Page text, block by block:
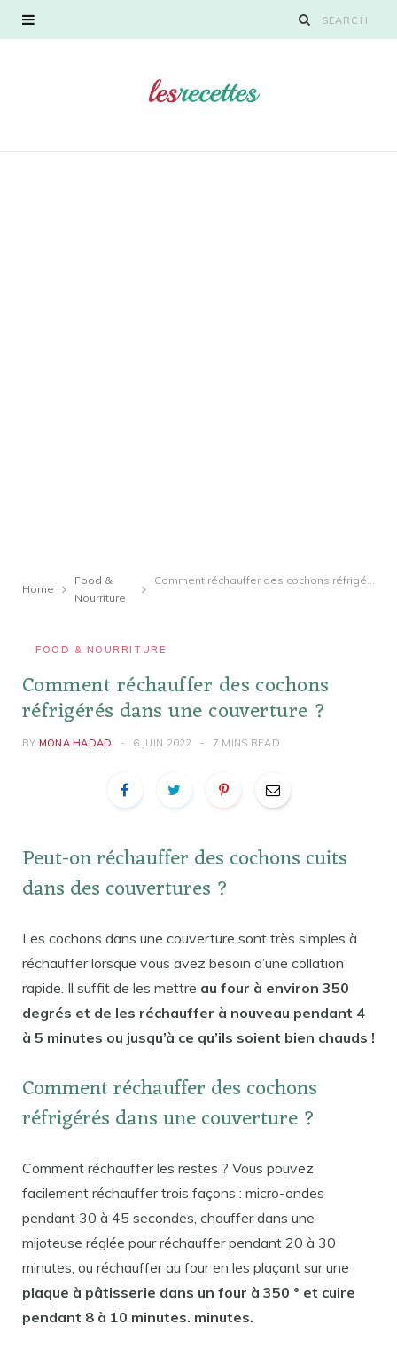
Home
Food &
Nourriture
Comment réchauffer des cochons réfrigérés dans une couverture ?
FOOD & NOURRITURE
Comment réchauffer des cochons
réfrigérés dans une couverture ?
BY MONA HADAD 6 JUIN 2022 7 MINS READ
Peut-on réchauffer des cochons cuits
dans des couvertures ?
Les cochons dans une couverture sont très simples à
réchauffer lorsque vous avez besoin d’une collation
rapide. Il suffit de les mettre au four à environ 350
degrés et de les réchauffer à nouveau pendant 4
à 5 minutes ou jusqu’à ce qu’ils soient bien chauds !
Comment réchauffer des cochons
réfrigérés dans une couverture ?
Comment réchauffer les restes ? Vous pouvez
facilement réchauffer trois façons : micro-ondes
pendant 30 à 45 secondes, chauffer dans une
mijoteuse réglée pour réchauffer pendant 20 à 30
minutes, ou réchauffer au four en les plaçant sur une
plaque à pâtisserie dans un four à 350 ° et cuire
pendant 8 à 10 minutes. minutes.